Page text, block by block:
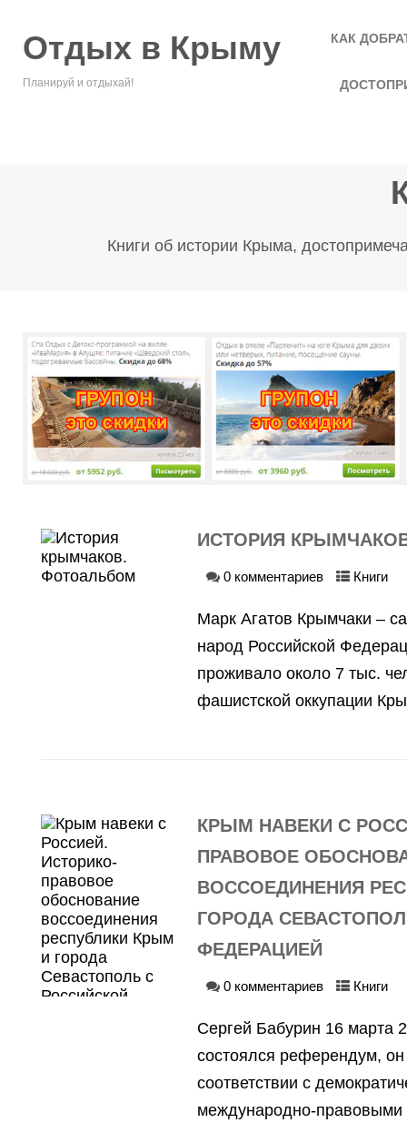
Отдых в Крыму
Планируй и отдыхай!
КАК
Книги об истории Крыма,
ИСТОРИЯ
0 комментариев Книги
Марк Агатов Крымчаки –
народ Российской
проживало около 7 тыс.
фашистской оккупации
КРЫМ НАВЕКИ С
ПРАВОВОЕ
ВОССОЕДИНЕНИЯ
ГОРОДА
ФЕДЕРАЦИЕЙ
0 комментариев Книги
Сергей Бабурин 16 марта
состоялся референдум,
соответствии с
международно-
Навигация